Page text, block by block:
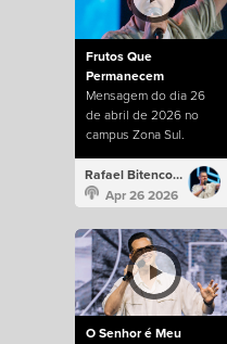
Frutos Que
Permanecem
Mensagem do dia 26
de abril de 2026 no
campus Zona Sul.
Rafael Bitencourt
Apr 26 2026
O Senhor é Meu